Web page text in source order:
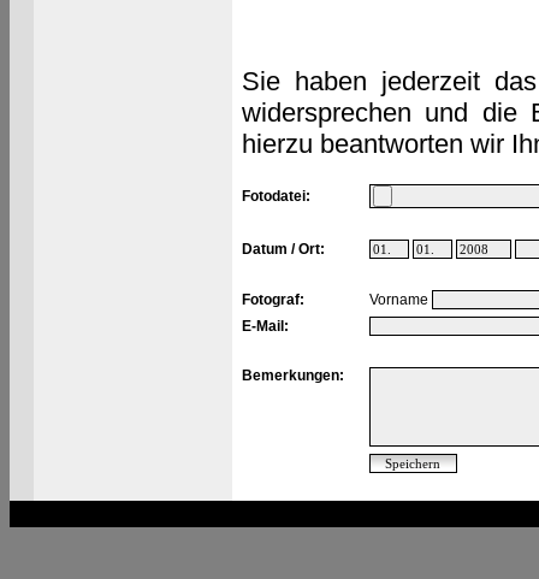
Sie haben jederzeit
widersprechen und die
hierzu beantworten wir
Fotodatei:
Datum / Ort:
Fotograf:
Vorname
E-Mail:
Bemerkungen: